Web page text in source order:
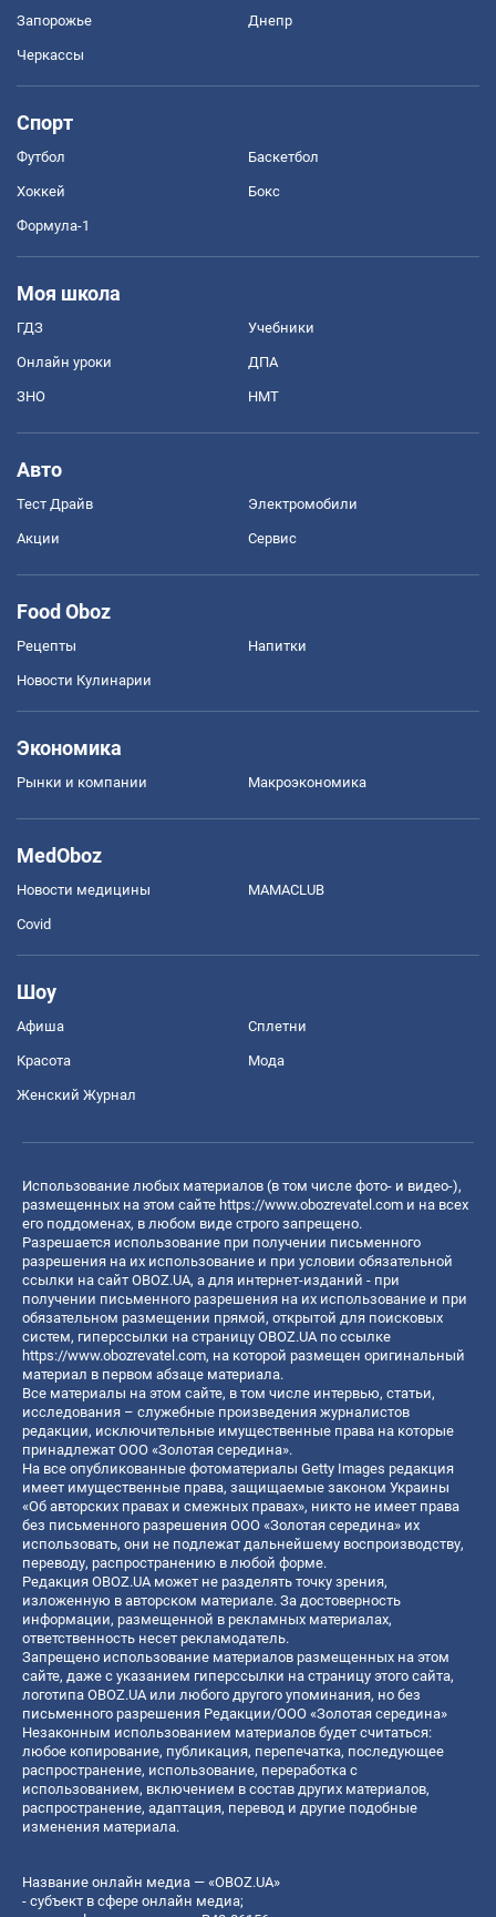
Запорожье Днепр
Черкассы
Спорт
Футбол Баскетбол
Хоккей Бокс
Формула-1
Моя школа
ГДЗ Учебники
Онлайн уроки ДПА
ЗНО НМТ
Авто
Тест Драйв Электромобили
Акции Сервис
Food Oboz
Рецепты Напитки
Новости Кулинарии
Экономика
Рынки и компании Mакроэкономика
MedOboz
Новости медицины MAMACLUB
Covid
Шоу
Афиша Сплетни
Красота Мода
Женский Журнал
Использование любых материалов (в том числе фото- и видео-),
размещенных на этом сайте https://www.obozrevatel.com и на всех
его поддоменах, в любом виде строго запрещено.
Разрешается использование при получении письменного
разрешения на их использование и при условии обязательной
ссылки на сайт OBOZ.UA, а для интернет-изданий - при
получении письменного разрешения на их использование и при
обязательном размещении прямой, открытой для поисковых
систем, гиперссылки на страницу OBOZ.UA по ссылке
https://www.obozrevatel.com, на которой размещен оригинальный
материал в первом абзаце материала.
Все материалы на этом сайте, в том числе интервью, статьи,
исследования – служебные произведения журналистов
редакции, исключительные имущественные права на которые
принадлежат ООО «Золотая середина».
На все опубликованные фотоматериалы Getty Images редакция
имеет имущественные права, защищаемые законом Украины
«Об авторских правах и смежных правах», никто не имеет права
без письменного разрешения ООО «Золотая середина» их
использовать, они не подлежат дальнейшему воспроизводству,
переводу, распространению в любой форме.
Редакция OBOZ.UA может не разделять точку зрения,
изложенную в авторском материале. За достоверность
информации, размещенной в рекламных материалах,
ответственность несет рекламодатель.
Запрещено использование материалов размещенных на этом
сайте, даже с указанием гиперссылки на страницу этого сайта,
логотипа OBOZ.UA или любого другого упоминания, но без
письменного разрешения Редакции/ООО «Золотая середина»
Незаконным использованием материалов будет считаться:
любое копирование, публикация, перепечатка, последующее
распространение, использование, переработка с
использованием, включением в состав других материалов,
распространение, адаптация, перевод и другие подобные
изменения материала.
Название онлайн медиа — «OBOZ.UA»
- субъект в сфере онлайн медиа;